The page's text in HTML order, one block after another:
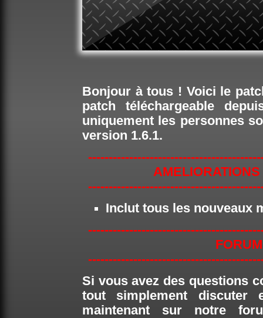
Bonjour à tous ! Voici le
patch téléchargeable
uniquement les personnes
version 1.6.1.
Inclut tous les nouveaux
Si vous avez des questions
tout simplement discuter
maintenant sur notre